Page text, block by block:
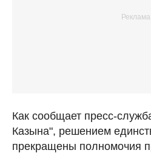
Как сообщает пресс-
Казына", решением
прекращены полномочия